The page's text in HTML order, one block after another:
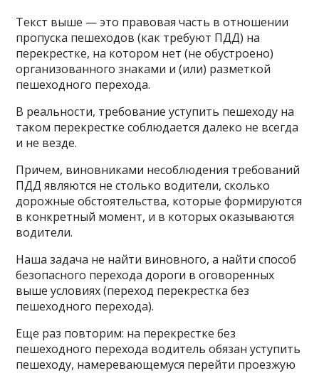
Текст выше — это правовая часть в отношении
пропуска пешеходов (как требуют ПДД) на
перекрестке, на котором нет (не обустроено)
организованного знаками и (или) разметкой
пешеходного перехода.
В реальности, требование уступить пешеходу на
таком перекрестке соблюдается далеко не всегда
и не везде.
Причем, виновниками несоблюдения требований
ПДД являются не столько водители, сколько
дорожные обстоятельства, которые формируются
в конкретный момент, и в которых оказываются
водители.
Наша задача не найти виновного, а найти способ
безопасного перехода дороги в оговоренных
выше условиях (переход перекрестка без
пешеходного перехода).
Еще раз повторим: на перекрестке без
пешеходного перехода водитель обязан уступить
пешеходу, намеревающемуся перейти проезжую